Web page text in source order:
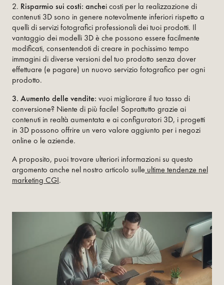
2. Risparmio sui costi: anchei costi per la realizzazione di
contenuti 3D sono in genere notevolmente inferiori rispetto a
quelli di servizi fotografici professionali dei tuoi prodotti. Il
vantaggio dei modelli 3D è che possono essere facilmente
modificati, consentendoti di creare in pochissimo tempo
immagini di diverse versioni del tuo prodotto senza dover
effettuare (e pagare) un nuovo servizio fotografico per ogni
prodotto.
3. Aumento delle vendite: vuoi migliorare il tuo tasso di
conversione? Niente di più facile! Soprattutto grazie ai
contenuti in realtà aumentata e ai configuratori 3D, i progetti
in 3D possono offrire un vero valore aggiunto per i negozi
online o le aziende.
A proposito, puoi trovare ulteriori informazioni su questo
argomento anche nel nostro articolo sulle ultime tendenze nel
marketing CGI.